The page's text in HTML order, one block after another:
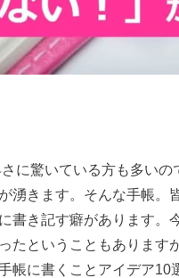
に驚いている方も多いの
湧きます。そんな手帳。
書き記す癖があります。
たということもあります
帳に書くことアイデア10